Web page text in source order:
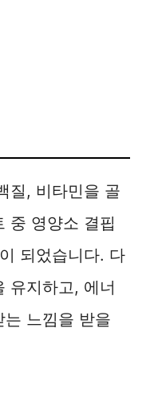
질, 비타민을 골
중 영양소 결핍
되었습니다. 다
유지하고, 에너
느낌을 받을